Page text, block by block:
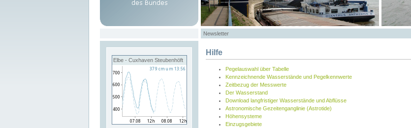
Newsletter
Elbe - Cuxhaven Steubenhöft
Hilfe
Pegelauswahl über Tabelle
Kennzeichnende Wasserstände und Pegelkennwerte
Zeitbezug der Messwerte
Der Wasserstand
Download langfristiger Wasserstände und Abflüsse
Astronomische Gezeitenganglinie (Astrotide)
Höhensysteme
Einzugsgebiete